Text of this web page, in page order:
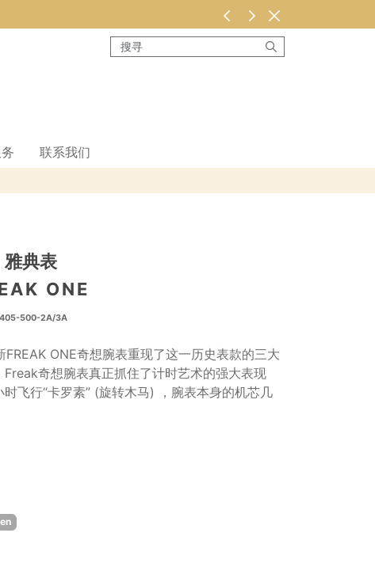
联系我们
雅典表
ONE
500-2A/3A
ONE奇想腕表重现了这一历史表款的三大
奇想腕表真正抓住了计时艺术的强大表现
飞行“卡罗素” (旋转木马) ，腕表本身的机芯几